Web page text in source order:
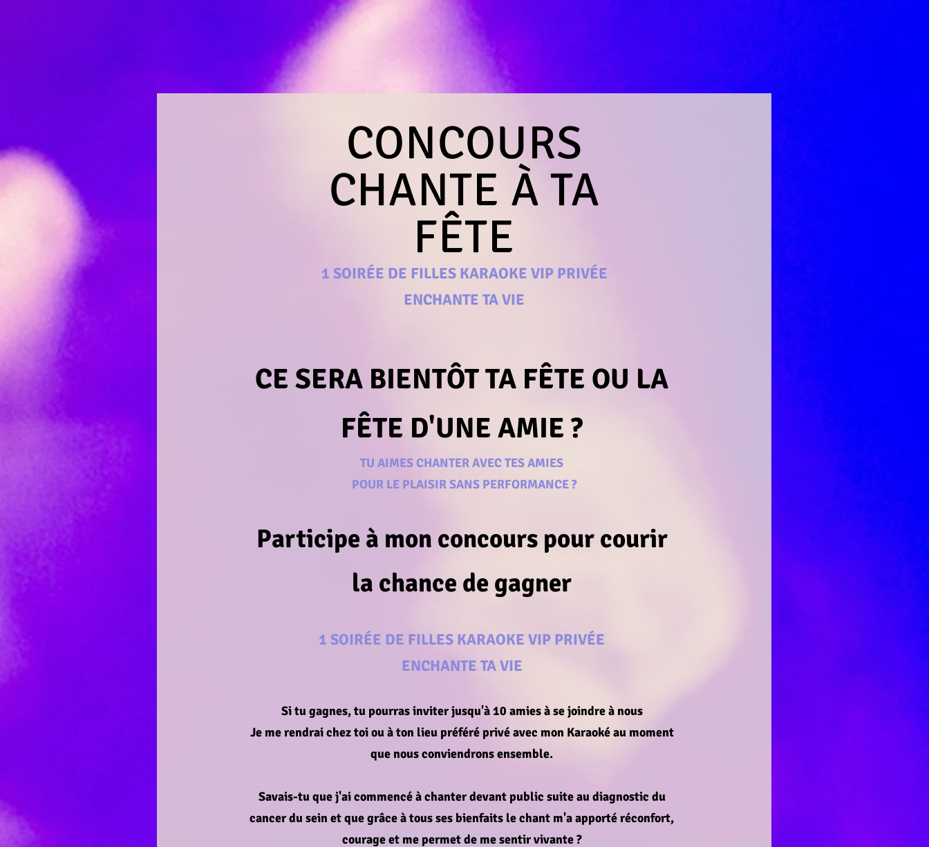
CONCOURS
CHANTE À TA
FÊTE
1 SOIRÉE DE FILLES KARAOKE VIP PRIVÉE
ENCHANTE TA VIE
CE SERA BIENTÔT TA FÊTE OU LA
FÊTE D'UNE AMIE ?
TU AIMES CHANTER AVEC TES AMIES
POUR LE PLAISIR SANS PERFORMANCE ?
Participe à mon concours pour courir
la chance de gagner
1 SOIRÉE DE FILLES KARAOKE VIP PRIVÉE
ENCHANTE TA VIE
Si tu gagnes, tu pourras inviter jusqu'à 10 amies à se joindre à nous
Je me rendrai chez toi ou à ton lieu préféré privé avec mon Karaoké au moment
que nous conviendrons ensemble.
Savais-tu que j'ai commencé à chanter devant public suite au diagnostic du
cancer du sein et que grâce à tous ses bienfaits le chant m'a apporté réconfort,
courage et me permet de me sentir vivante ?